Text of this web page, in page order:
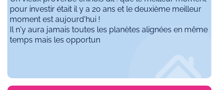
pour investir était il y a 20 ans et le deuxième meilleur
moment est aujourd'hui !
Il n'y aura jamais toutes les planètes alignées en même
temps mais les opportun